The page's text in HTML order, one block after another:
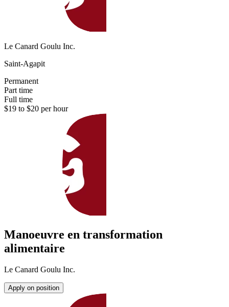
Le Canard Goulu Inc.
Saint-Agapit
Permanent
Part time
Full time
$19 to $20 per hour
Manoeuvre en transformation
alimentaire
Le Canard Goulu Inc.
Apply on position